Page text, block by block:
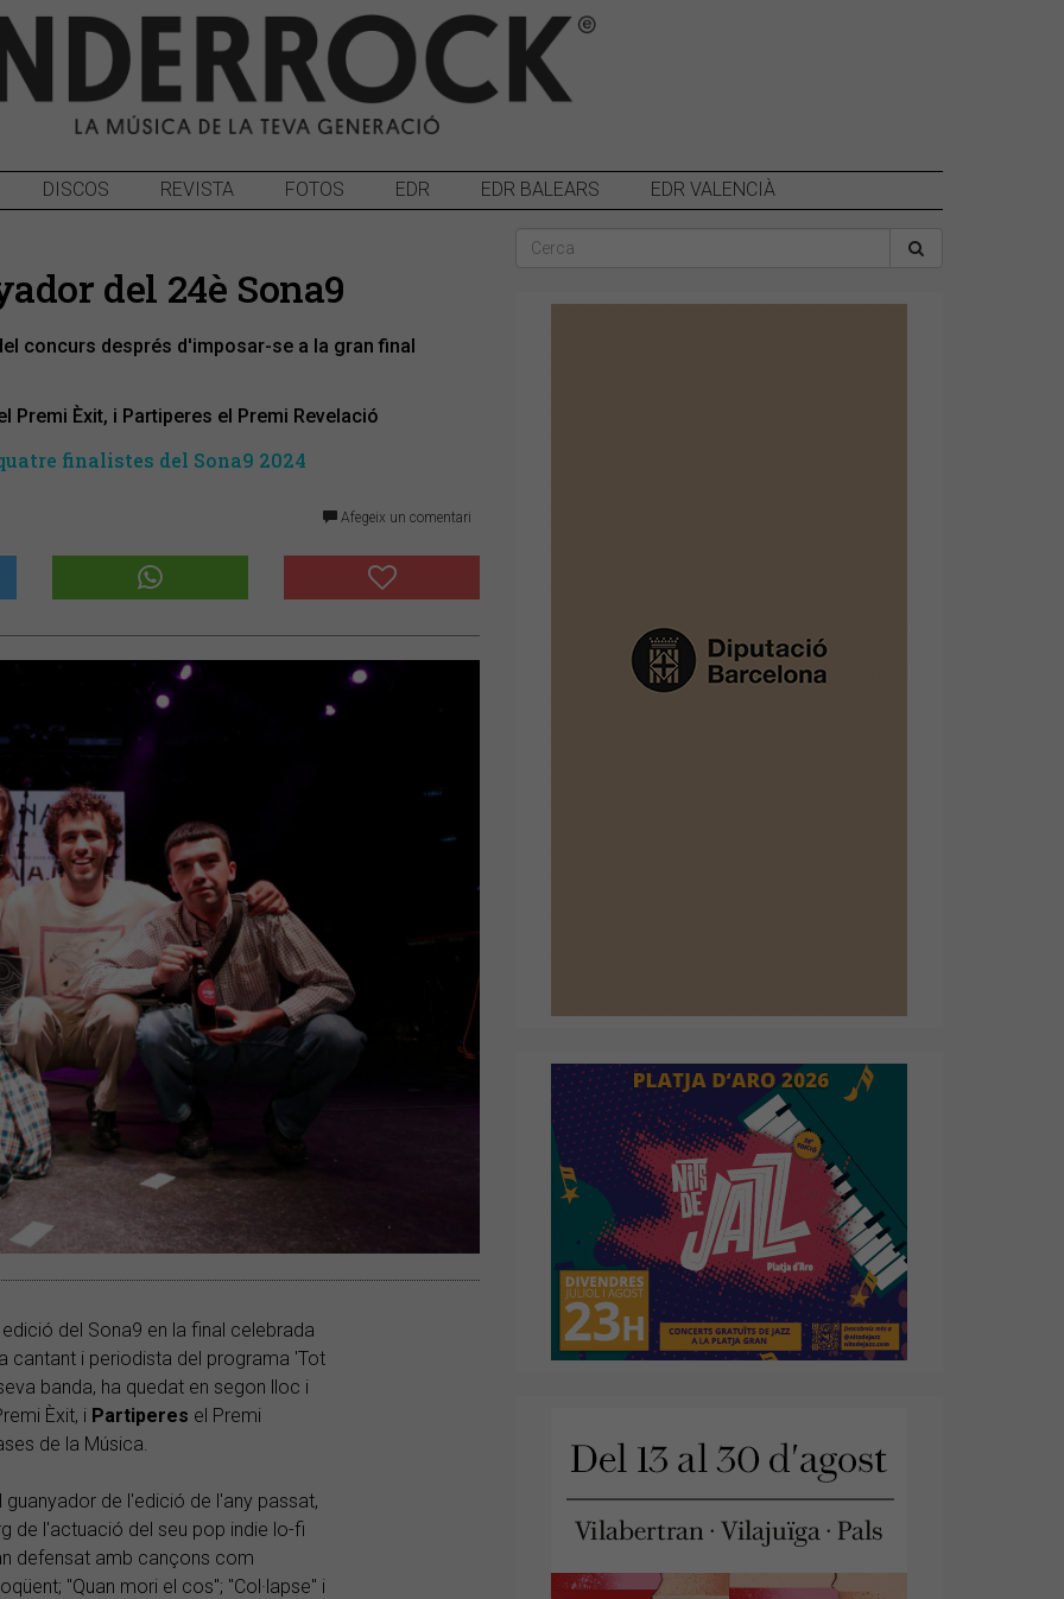
DISCOS REVISTA FOTOS EDR EDR BALEARS EDR VALENCIÀ
del 24è Sona9
concurs després d'imposar-se a la gran final
Premi Èxit, i Partiperes el Premi Revelació
finalistes del Sona9 2024
Afegeix un comentari
del Sona9 en la final celebrada
cantant i periodista del programa 'Tot
banda, ha quedat en segon lloc i
Èxit, i Partiperes el Premi
de la Música.
de l'edició de l'any passat,
de l'actuació del seu pop indie lo-fi
defensat amb cançons com
"Quan mori el cos"; "Col·lapse" i